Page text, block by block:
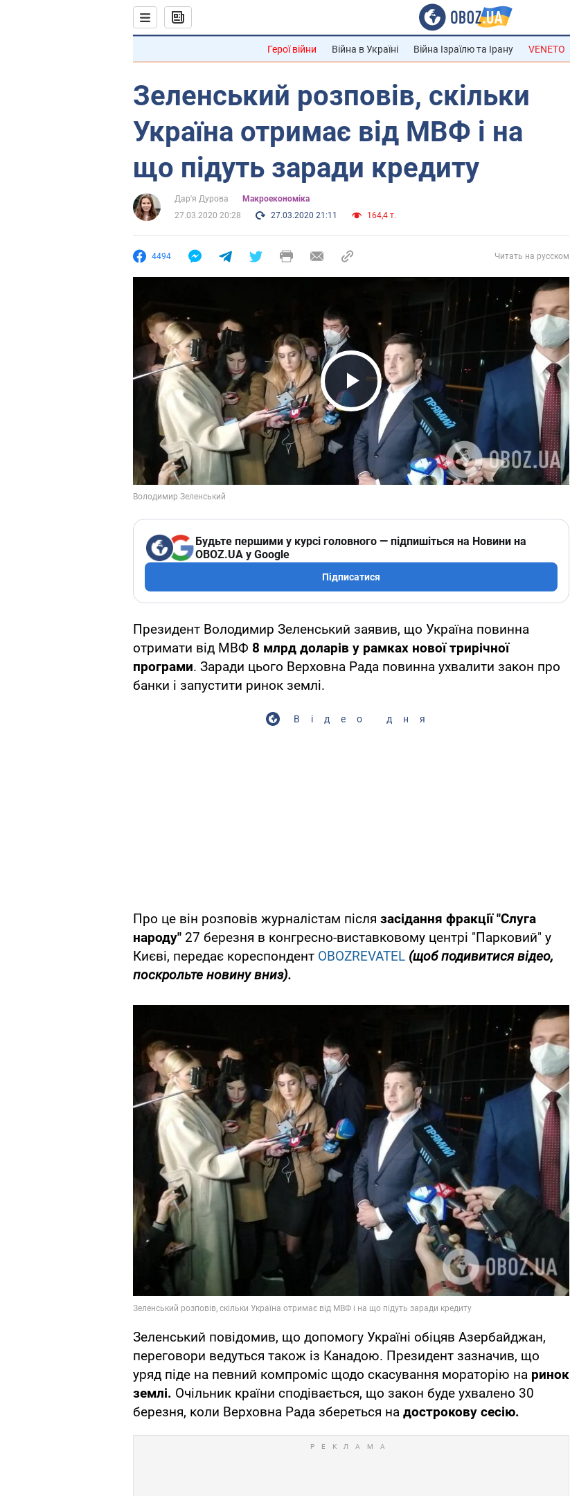
Герої війни Війна в Україні Війна Ізраїлю та Ірану VENETO
Зеленський розповів, скільки
Україна отримає від МВФ і на
що підуть заради кредиту
Дар'я Дурова
Mакроекономіка
27.03.2020 20:28
27.03.2020 21:11 164,4 т.
4494 Читать на русском
Play Video
Будьте першими у курсі головного — підпишіться на Новини на
OBOZ.UA у Google
Підписатися
Президент Володимир Зеленський заявив, що Україна повинна
отримати від МВФ 8 млрд доларів у рамках нової трирічної
програми. Заради цього Верховна Рада повинна ухвалити закон про
банки і запустити ринок землі.
Відео дня
Про це він розповів журналістам після засідання фракції "Слуга
народу" 27 березня в конгресно-виставковому центрі "Парковий" у
Києві, передає кореспондент OBOZREVATEL (щоб подивитися відео,
поскрольте новину вниз).
Зеленський повідомив, що допомогу Україні обіцяв Азербайджан,
переговори ведуться також із Канадою. Президент зазначив, що
уряд піде на певний компроміс щодо скасування мораторію на ринок
землі. Очільник країни сподівається, що закон буде ухвалено 30
березня, коли Верховна Рада збереться на дострокову сесію.